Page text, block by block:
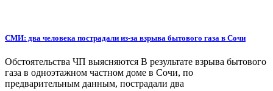
СМИ: два человека пострадали из-за взрыва бытового газа в Сочи
Обстоятельства ЧП выясняются В результате взрыва бытового
газа в одноэтажном частном доме в Сочи, по
предварительным данным, пострадали два